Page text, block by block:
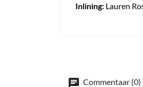
Inlining: Lauren
Commentaar (0)